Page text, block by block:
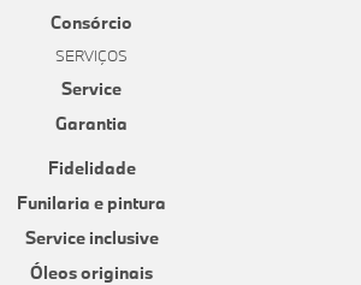
Consórcio
SERVIÇOS
Service
Garantia
Fidelidade
Funilaria e pintura
Service inclusive
Óleos originais